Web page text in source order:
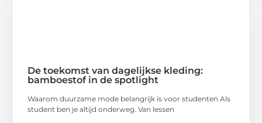
De toekomst van dagelijkse kleding:
bamboestof in de spotlight
Waarom duurzame mode belangrijk is voor studenten Als
student ben je altijd onderweg. Van lessen